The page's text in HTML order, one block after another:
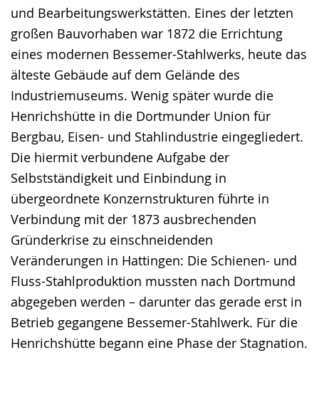
und Bearbeitungswerkstätten. Eines der letzten
großen Bauvorhaben war 1872 die Errichtung
eines modernen Bessemer-Stahlwerks, heute das
älteste Gebäude auf dem Gelände des
Industriemuseums. Wenig später wurde die
Henrichshütte in die Dortmunder Union für
Bergbau, Eisen- und Stahlindustrie eingegliedert.
Die hiermit verbundene Aufgabe der
Selbstständigkeit und Einbindung in
übergeordnete Konzernstrukturen führte in
Verbindung mit der 1873 ausbrechenden
Gründerkrise zu einschneidenden
Veränderungen in Hattingen: Die Schienen- und
Fluss-Stahlproduktion mussten nach Dortmund
abgegeben werden – darunter das gerade erst in
Betrieb gegangene Bessemer-Stahlwerk. Für die
Henrichshütte begann eine Phase der Stagnation.